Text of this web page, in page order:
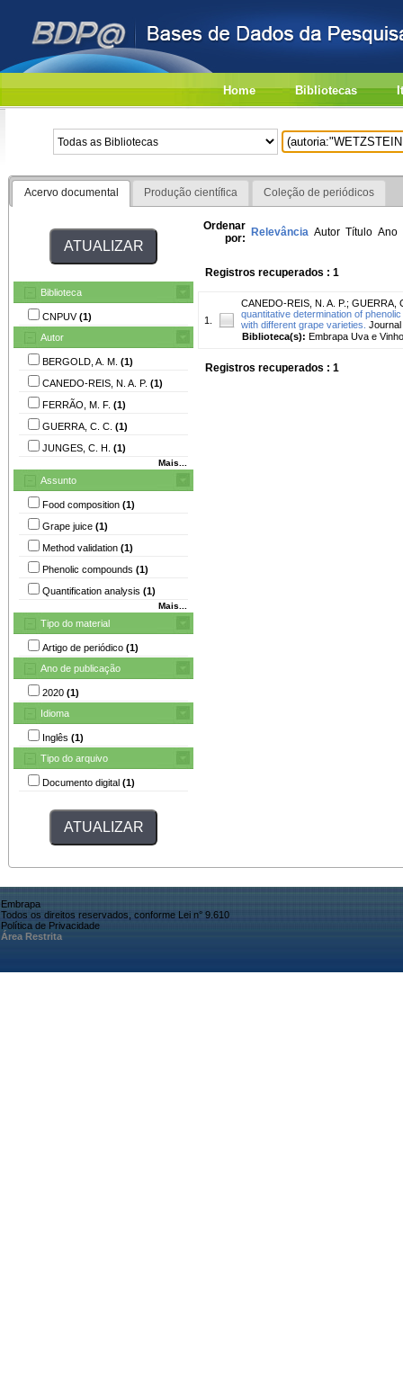
Home Bibliotecas
Acervo documental Produção científica Coleção de periódicos
Biblioteca
CNPUV(1)
Autor
BERGOLD, A. M. (1)
CANEDO-REIS, N. A. P. (1)
FERRÃO, M. F. (1)
GUERRA, C. C. (1)
JUNGES, C. H. (1)
Mais...
Assunto
Food composition (1)
Grape juice (1)
Method validation (1)
Phenolic compounds (1)
Quantification analysis (1)
Mais...
Tipo do material
Artigo de periódico (1)
Ano de publicação
2020 (1)
Idioma
Inglês (1)
Tipo do arquivo
Documento digital (1)
Ordenar
por: Relevância Autor Título Ano
Registros recuperados : 1
1.
CANEDO-REIS, N. A. P. ; GUERRA,
quantitative determination of
with different grape varieties.
Biblioteca(s): Embrapa Uva e
Registros recuperados : 1
Embrapa
Todos os direitos reservados, conforme Lei n° 9.610
Política de Privacidade
Área Restrita